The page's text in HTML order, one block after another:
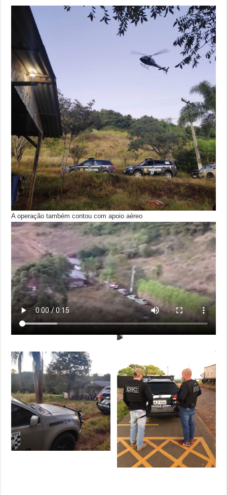
A operação também contou com apoio aéreo